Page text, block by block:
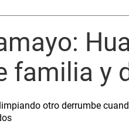
familia y
otro derrumbe